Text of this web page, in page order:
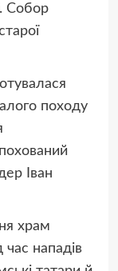
Собор
походу
Іван
храм
нападів